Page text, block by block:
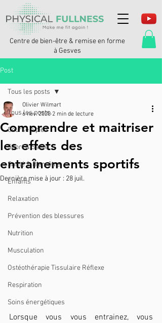
Centre de bien-être & remise en forme
à Gesves
Post
Tous les posts
Course à pied
Sport & Santé
Santé & Bien-être
Enfants
Relaxation
Prévention des blessures
Nutrition
Musculation
Ostéothérapie Tissulaire Réflexe
Respiration
Soins énergétiques
Tous les posts
Comprendre et maitriser
les effets des
entraînements sportifs
Olivier Wilmart
6 nov. 2020 2 min de lecture
Dernière mise à jour : 28 juil.
Lorsque vous vous entrainez, vous